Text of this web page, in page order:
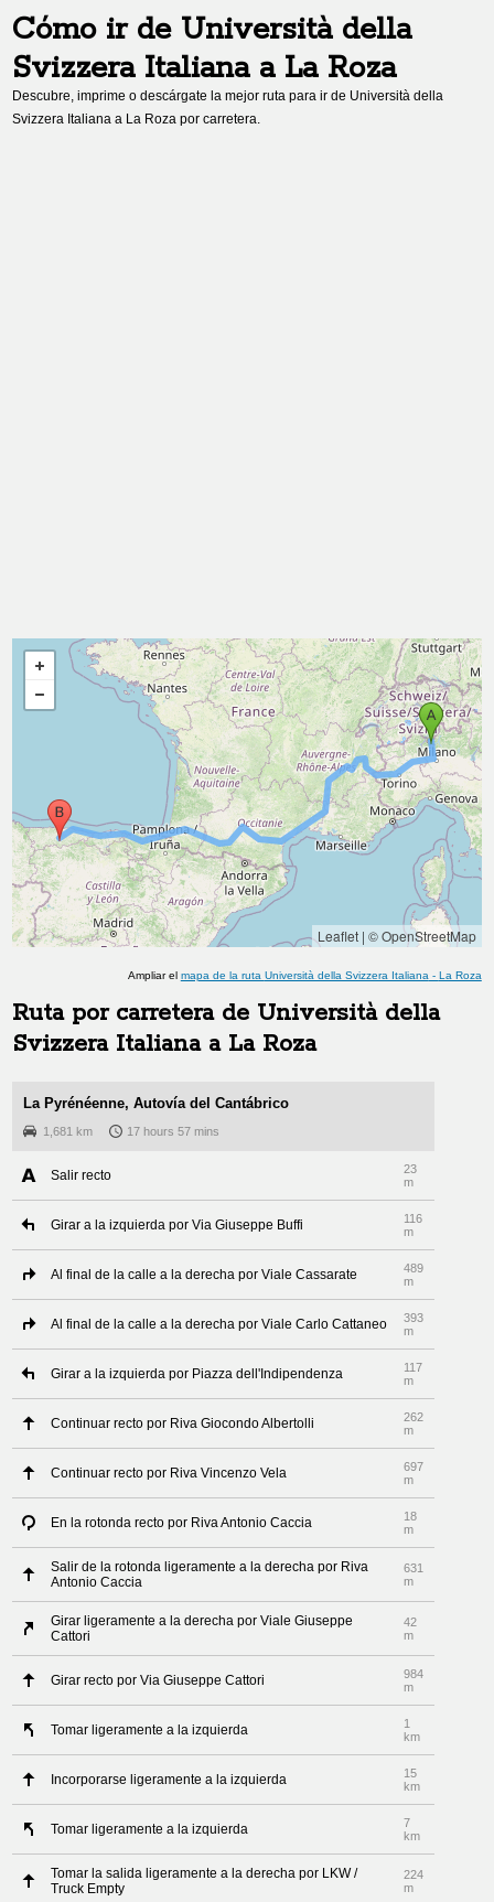
Cómo ir de Università della
Svizzera Italianaa La Roza
Descubre, imprime o descárgate la mejor ruta para ir de Università della
Svizzera Italiana a La Roza por carretera.
Leaflet| © OpenStreetMap
Ampliar el mapa de la ruta Università della Svizzera Italiana - La Roza
Ruta por carretera de Università della
Svizzera Italianaa La Roza
La Pyrénéenne, Autovía del Cantábrico
1,681 km 17 hours 57 mins
Salir recto
23
m
Girar a la izquierda por Via Giuseppe Buffi
116
m
Al final de la calle a la derecha por Viale Cassarate
489
m
Al final de la calle a la derecha por Viale Carlo Cattaneo
393
m
Girar a la izquierda por Piazza dell'Indipendenza
117
m
Continuar recto por Riva Giocondo Albertolli
262
m
Continuar recto por Riva Vincenzo Vela
697
m
En la rotonda recto por Riva Antonio Caccia
18
m
Salir de la rotonda ligeramente a la derecha por Riva
Antonio Caccia
631
m
Girar ligeramente a la derecha por Viale Giuseppe
Cattori
42
m
Girar recto por Via Giuseppe Cattori
984
m
Tomar ligeramente a la izquierda
1
km
Incorporarse ligeramente a la izquierda
15
km
Tomar ligeramente a la izquierda
7
km
Tomar la salida ligeramente a la derecha por LKW /
Truck Empty
224
m